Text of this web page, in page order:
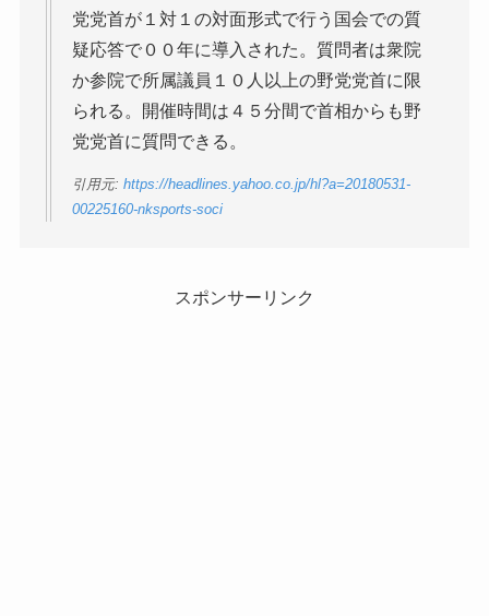
党党首が１対１の対面形式で行う国会での質
疑応答で００年に導入された。質問者は衆院
か参院で所属議員１０人以上の野党党首に限
られる。開催時間は４５分間で首相からも野
党党首に質問できる。
引用元: https://headlines.yahoo.co.jp/hl?a=20180531-
00225160-nksports-soci
スポンサーリンク